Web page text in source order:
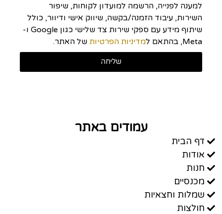
למענה לפנייה, הרשמה למועדון לקוחות, שיפור
השירות, עיבוד הזמנה/בקשה, שיווק אישי ודיוור, כולל
שיתוף מידע עם ספקי שירות צד שלישי כגון Google ו-
Meta, בהתאם ל
מדיניות הפרטיות של האתר.
שליחה
עמודים באתר
דף הבית
אודות
חנות
מכנסיים
שמלות וחצאיות
חולצות